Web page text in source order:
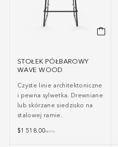
STOŁEK PÓŁBAROWY
WAVE WOOD
Czyste linie architektoniczne
i pewna sylwetka. Drewniane
lub skórzane siedzisko na
stalowej ramie.
$1 518.00NETTO